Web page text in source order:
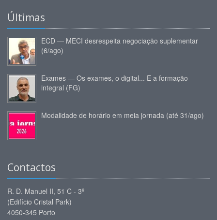
Últimas
ECD — MECI desrespeita negociação suplementar
(6/ago)
Exames — Os exames, o digital... E a formação
integral (FG)
Modalidade de horário em meia jornada (até 31/ago)
Contactos
R. D. Manuel II, 51 C - 3º
(Edifício Cristal Park)
4050-345 Porto